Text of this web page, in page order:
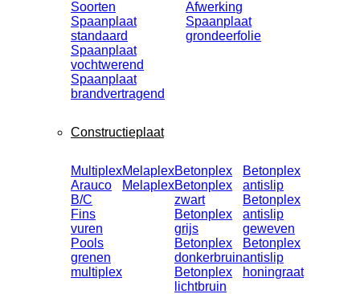
Soorten
Spaanplaat
standaard
Spaanplaat
vochtwerend
Spaanplaat
brandvertragend
Afwerking
Spaanplaat
grondeerfolie
Constructieplaat
Multiplex
Arauco
B/C
Fins
vuren
Pools
grenen
multiplex
Melaplex
Melaplex
Betonplex
Betonplex
zwart
Betonplex
grijs
Betonplex
donkerbruin
Betonplex
lichtbruin
Betonplex
antislip
Betonplex
antislip
geweven
Betonplex
antislip
honingraat